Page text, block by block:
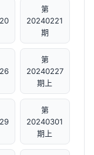
第
20240221
期
第
20240227
期上
第
20240301
期上